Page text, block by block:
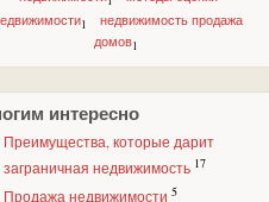
1
недвижимость продажа
домов1
интересно
Преимущества, которые дарит
заграничная недвижимость 17
Продажа недвижимости 5